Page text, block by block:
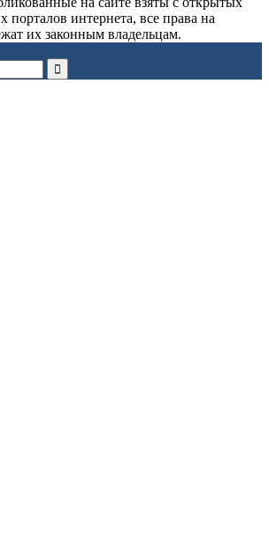
порталов интернета, все права на
их законным владельцам.